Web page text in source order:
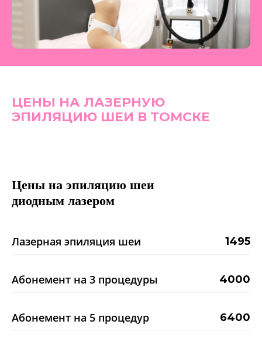
ЦЕНЫ НА ЛАЗЕРНУЮ
ЭПИЛЯЦИЮ ШЕИ В ТОМСКЕ
Цены на эпиляцию шеи
диодным лазером
Лазерная эпиляция шеи 1495
Абонемент на 3 процедуры 4000
Абонемент на 5 процедур 6400